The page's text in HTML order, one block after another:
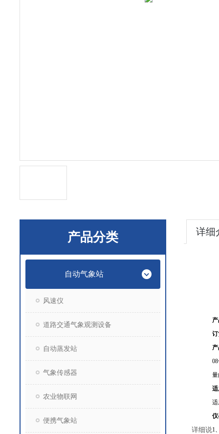
产品分类
自动气象站
风速仪
道路交通气象观测设备
自动蒸发站
气象传感器
农业物联网
便携气象站
详细
详细说
08
1